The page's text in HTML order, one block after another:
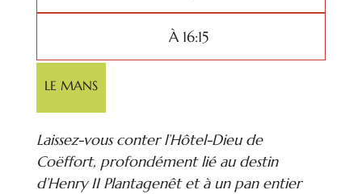
À 16:15
LE MANS
Laissez-vous conter l’Hôtel-Dieu de
Coëffort, profondément lié au destin
d’Henry II Plantagenêt et à un pan entier